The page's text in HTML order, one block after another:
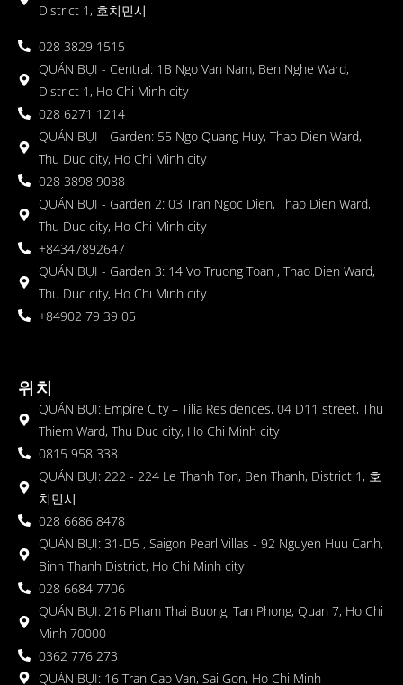
District 1, 호치민시
028 3829 1515
QUÁN BỤI - Central: 1B Ngo Van Nam, Ben Nghe Ward,
District 1, Ho Chi Minh city
028 6271 1214
QUÁN BỤI - Garden: 55 Ngo Quang Huy, Thao Dien Ward,
Thu Duc city, Ho Chi Minh city
028 3898 9088
QUÁN BỤI - Garden 2: 03 Tran Ngoc Dien, Thao Dien Ward,
Thu Duc city, Ho Chi Minh city
+84347892647
QUÁN BỤI - Garden 3: 14 Vo Truong Toan , Thao Dien Ward,
Thu Duc city, Ho Chi Minh city
+84902 79 39 05
위치
QUÁN BỤI: Empire City – Tilia Residences, 04 D11 street, Thu
Thiem Ward, Thu Duc city, Ho Chi Minh city
0815 958 338
QUÁN BỤI: 222 - 224 Le Thanh Ton, Ben Thanh, District 1, 호
치민시
028 6686 8478
QUÁN BỤI: 31-D5 , Saigon Pearl Villas - 92 Nguyen Huu Canh,
Binh Thanh District, Ho Chi Minh city
028 6684 7706
QUÁN BỤI: 216 Pham Thai Buong, Tan Phong, Quan 7, Ho Chi
Minh 70000
0362 776 273
QUÁN BỤI: 16 Tran Cao Van, Sai Gon, Ho Chi Minh